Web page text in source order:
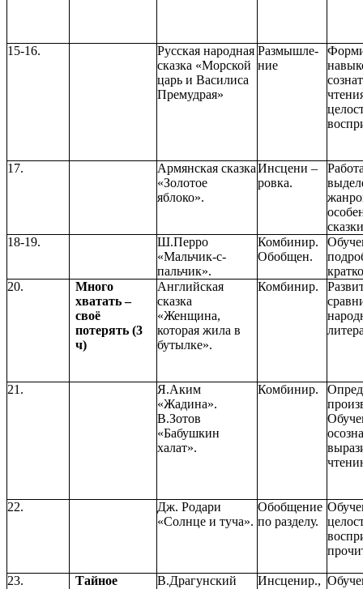
15-16.
Русская народная
сказка «Морской
царь и Василиса
Премудрая»
Размышле-
ние
17.
Армянская сказка
«Золотое
яблоко».
Инсцени –
ровка.
18-19.
Ш.Перро
«Мальчик-с-
пальчик».
Комбинир.
Обобщен.
20.
Много
хватать –
своё
потерять (3
ч)
Английская
сказка
«Женщина,
которая жила в
бутылке».
Комбинир.
21.
Я.Аким
«Жадина».
В.Зотов
«Бабушкин
халат».
Комбинир.
22.
Дж. Родари
«Солнце и туча».
Обобщение
по разделу.
23.
Тайное
В.Драгунский
Инсценир.,